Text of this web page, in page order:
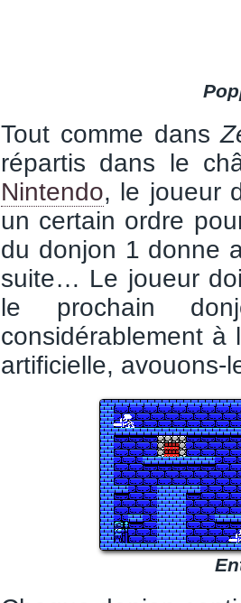
Tout comme dans
répartis dans le
Nintendo, le joueur
un certain ordre
du donjon 1 donne
suite… Le joueur
le prochain
considérablement
artificielle, avouons-